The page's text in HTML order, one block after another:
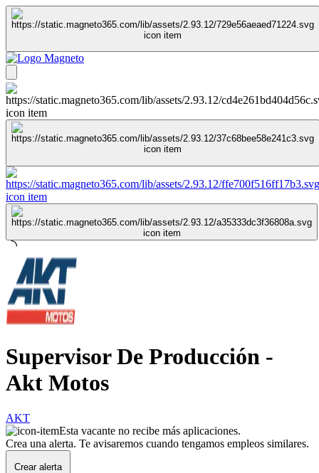
Supervisor De Producción -
Akt Motos
AKT
Esta vacante no recibe más aplicaciones.
Crea una alerta. Te avisaremos cuando tengamos empleos similares.
Crear alerta